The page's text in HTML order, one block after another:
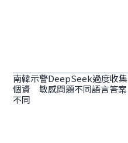
南韓示警DeepSeek過度收集
個資 敏感問題不同語言答案
不同